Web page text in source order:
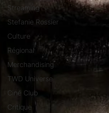
Streaming
Stefanie Rossier
Culture
Régional
Merchandising
TWD Universe
Ciné Club
Critique